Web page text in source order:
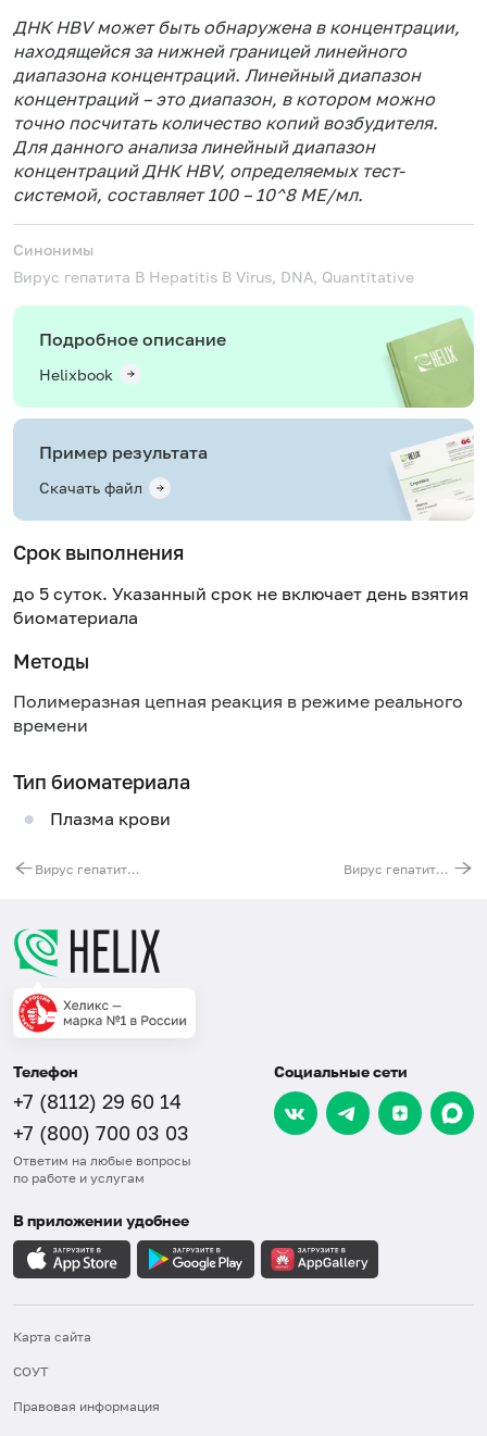
ДНК HBV может быть обнаружена в концентрации,
находящейся за нижней границей линейного
диапазона концентраций. Линейный диапазон
концентраций – это диапазон, в котором можно
точно посчитать количество копий возбудителя.
Для данного анализа линейный диапазон
концентраций ДНК HBV, определяемых тест-
системой, составляет 100 – 10^8 МЕ/мл.
Синонимы
Вирус гепатита B Hepatitis B Virus, DNA, Quantitative
Подробное описание
Helixbook
Пример результата
Скачать файл
Срок выполнения
до 5 суток. Указанный срок не включает день взятия
биоматериала
Методы
Полимеразная цепная реакция в режиме реального
времени
Тип биоматериала
Плазма крови
Вирус гепатита В (HBV), ДНК [реал-тайм ПЦР] Вирус гепатита C (HCV), генотипирование (типы 1a, 1b, 2, 3a, 4), РНК [реал-тайм ПЦР]
Телефон
+7 (8112) 29 60 14
+7 (800) 700 03 03
Ответим на любые вопросы
по работе и услугам
Социальные сети
В приложении удобнее
Карта сайта
СОУТ
Правовая информация